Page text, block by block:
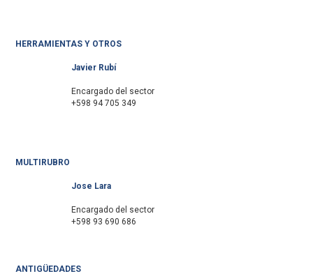
HERRAMIENTAS Y OTROS
Javier Rubí
Encargado del sector
+598 94 705 349
MULTIRUBRO
Jose Lara
Encargado del sector
+598 93 690 686
ANTIGÜEDADES